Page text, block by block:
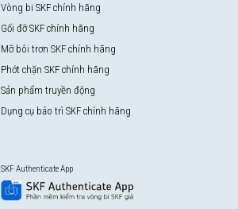
Vòng bi SKF chính hãng
Gối đỡ SKF chính hãng
Mỡ bôi trơn SKF chính hãng
Phớt chặn SKF chính hãng
Sản phẩm truyền động
Dụng cụ bảo trì SKF chính hãng
SKF Authenticate App